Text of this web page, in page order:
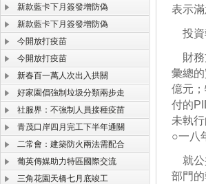
新款藍卡下月簽發增防偽
新款藍卡下月簽發增防偽
今開放打疫苗
今開放打疫苗
新春百一萬人次出入拱關
好家園倡強制垃圾分類兩步走
社服界：不強制人員接種疫苗
青茂口岸四月完工下半年通關
二常會：建築防火兩法需配合
葡英傳媒助力特區國際交流
三角花園天橋七月底竣工
表示滿
投資
財務
彙總
億元
付的
未執
○一八
就公
部門